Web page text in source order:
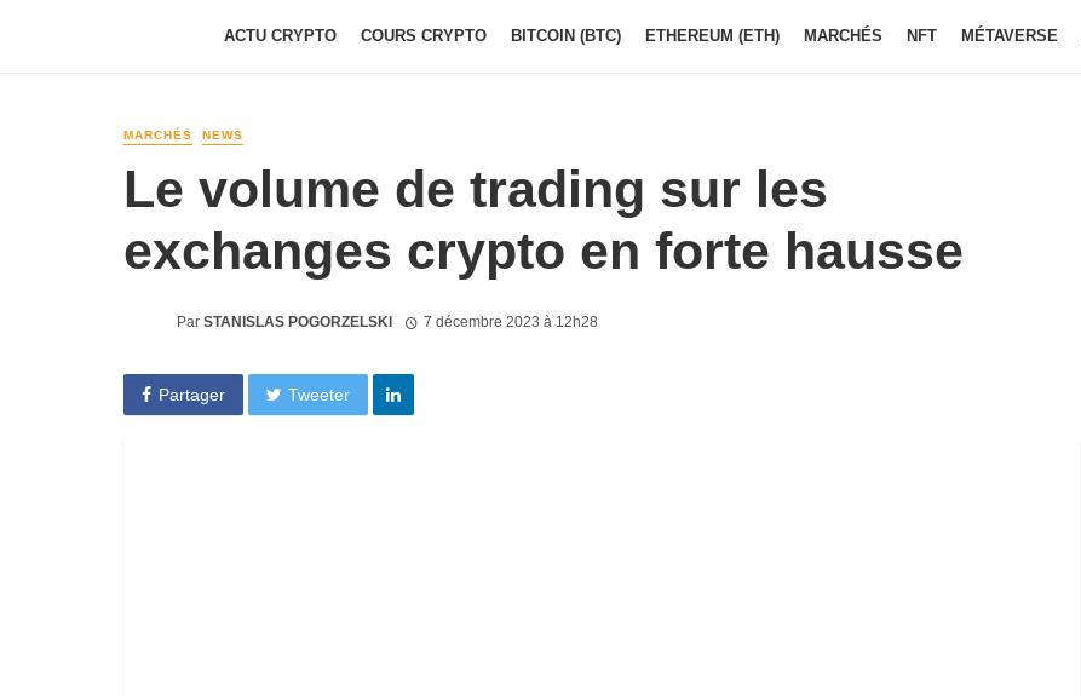
ACTU CRYPTO COURS CRYPTO BITCOIN (BTC) ETHEREUM (ETH) MARCHÉS NFT MÉTAVERSE
MARCHÉS NEWS
Le volume de trading sur les
exchanges crypto en forte hausse
Par STANISLAS POGORZELSKI 7 décembre 2023 à 12h28
Partager Tweeter